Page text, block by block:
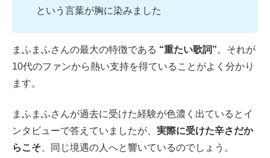
という言葉が胸に染みました
まふまふさんの最大の特徴である “重たい歌詞”。それが
10代のファンから熱い支持を得ていることがよく分かり
ます。
まふまふさんが過去に受けた経験が色濃く出ているとイ
ンタビューで答えていましたが、 実際に受けた辛さだか
らこそ 、同じ境遇の人へと響いているのでしょう。